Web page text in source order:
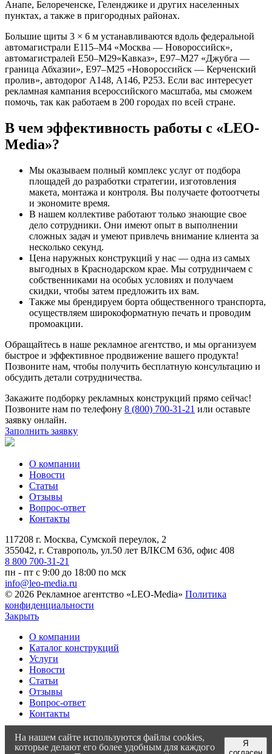
Анапе, Белореченске, Геленджике и других населенных
пунктах, а также в пригородных районах.
Большие щиты 3 × 6 м устанавливаются вдоль федеральной
автомагистрали Е115–М4 «Москва — Новороссийск»,
автомагистралей Е50–М29«Кавказ», Е97–М27 «Джубга —
граница Абхазии», Е97–М25 «Новороссийск — Керченский
пролив», автодорог А148, А146, Р253. Если вас интересует
рекламная кампания всероссийского масштаба, мы сможем
помочь, так как работаем в 200 городах по всей стране.
В чем эффективность работы с «LEO-
Media»?
Мы оказываем полный комплекс услуг от подбора
площадей до разработки стратегии, изготовления
макета, монтажа и контроля. Вы получаете фотоотчеты
и экономите время.
В нашем коллективе работают только знающие свое
дело сотрудники. Они имеют опыт в выполнении
сложных задач и умеют привлечь внимание клиента за
несколько секунд.
Цена наружных конструкций у нас — одна из самых
выгодных в Краснодарском крае. Мы сотрудничаем с
собственниками на особых условиях и получаем
скидки, чтобы затем предложить их вам.
Также мы брендируем борта общественного транспорта,
осуществляем широкоформатную печать и проводим
промоакции.
Обращайтесь в наше рекламное агентство, и мы организуем
быстрое и эффективное продвижение вашего продукта!
Позвоните нам, чтобы получить бесплатную консультацию и
обсудить детали сотрудничества.
Закажите подборку рекламных конструкций прямо сейчас!
Позвоните нам по телефону 8 (800) 700-31-21 или оставьте
заявку онлайн.
Заполнить заявку
О компании
Новости
Статьи
Отзывы
Вопрос-ответ
Контакты
117208 г. Москва, Сумской переулок, 2
355042, г. Ставрополь, ул.50 лет ВЛКСМ 63б, офис 408
8 800 700-31-21
пн - пт с 9:00 до 18:00 по мск
info@leo-media.ru
© 2026 Рекламное агентство «LEO-Media» Политика
конфиденциальности
Закрыть
О компании
Каталог конструкций
Услуги
Новости
Статьи
Отзывы
Вопрос-ответ
Контакты
117208 г. Москва, Сумской переулок, 2
355042, г. Ставрополь, ул.50 лет ВЛКСМ 63б, офис 408
На нашем сайте используются файлы cookies,
которые делают его более удобным для каждого
Я